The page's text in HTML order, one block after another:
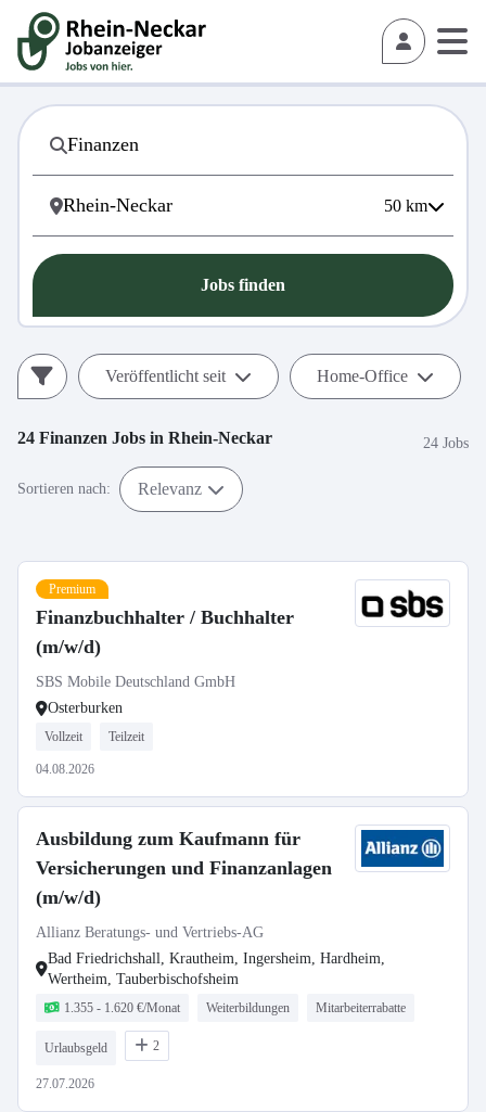
50 km
Jobs finden
Veröffentlicht seit Home-Office
24 Finanzen Jobs in Rhein-Neckar 24 Jobs
Sortieren nach: Relevanz
Premium
Finanzbuchhalter / Buchhalter
(m/w/d)
SBS Mobile Deutschland GmbH
Osterburken
Vollzeit Teilzeit
04.08.2026
Ausbildung zum Kaufmann für
Versicherungen und Finanzanlagen
(m/w/d)
Allianz Beratungs- und Vertriebs-AG
Bad Friedrichshall, Krautheim, Ingersheim, Hardheim,
Wertheim, Tauberbischofsheim
1.355 - 1.620 €/Monat Weiterbildungen Mitarbeiterrabatte
Urlaubsgeld 2
27.07.2026